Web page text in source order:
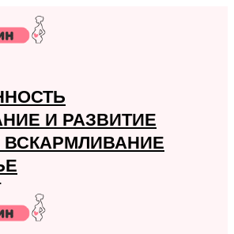
И РАЗВИТИЕ
ВСКАРМЛИВАНИЕ